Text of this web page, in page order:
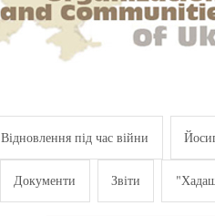
Відновлення під час війни
Документи Звіти